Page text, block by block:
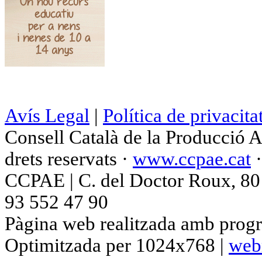
Avís Legal | Política de
Consell Català de la Producció
drets reservats · www.ccpae.cat
CCPAE | C. del Doctor Roux,
93 552 47 90
Pàgina web realitzada amb
Optimitzada per 1024x768 |